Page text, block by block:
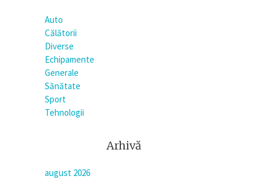
Auto
Călătorii
Diverse
Echipamente
Generale
Sănătate
Sport
Tehnologii
Arhivă
august 2026